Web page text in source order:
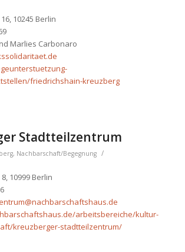
10245 Berlin
Marlies Carbonaro
friedrichshain-kreuzberg
Stadtteilzentrum
, Nachbarschaft/Begegnung /
10999 Berlin
arbeitsbereiche/kultur-
kreuzberger-stadtteilzentrum/